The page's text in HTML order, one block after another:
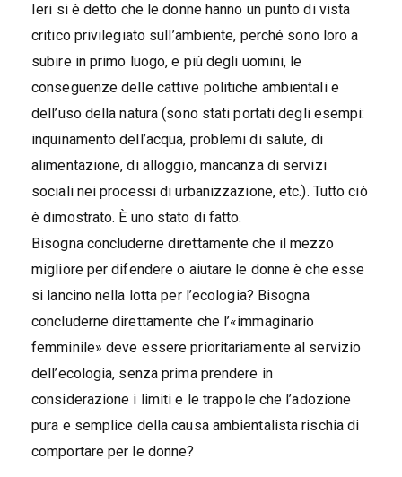
Ieri si è detto che le donne hanno un punto di vista
critico privilegiato sull’ambiente, perché sono loro a
subire in primo luogo, e più degli uomini, le
conseguenze delle cattive politiche ambientali e
dell’uso della natura (sono stati portati degli esempi:
inquinamento dell’acqua, problemi di salute, di
alimentazione, di alloggio, mancanza di servizi
sociali nei processi di urbanizzazione, etc.). Tutto ciò
è dimostrato. È uno stato di fatto.
Bisogna concluderne direttamente che il mezzo
migliore per difendere o aiutare le donne è che esse
si lancino nella lotta per l’ecologia? Bisogna
concluderne direttamente che l’«immaginario
femminile» deve essere prioritariamente al servizio
dell’ecologia, senza prima prendere in
considerazione i limiti e le trappole che l’adozione
pura e semplice della causa ambientalista rischia di
comportare per le donne?